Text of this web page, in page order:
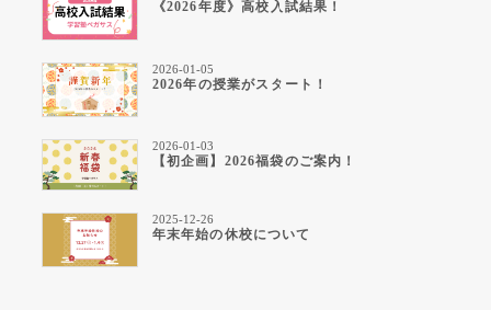
《2026年度》高校入試結果！
2026年の授業がスタート！
2026-01-05
【初企画】2026福袋のご案内！
2026-01-03
年末年始の休校について
2025-12-26